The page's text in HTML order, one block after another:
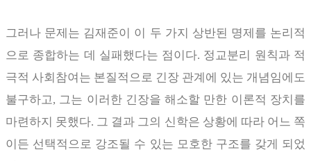
그러나 문제는 김재준이 이 두 가지 상반된 명제를 논리적
으로 종합하는 데 실패했다는 점이다. 정교분리 원칙과 적
극적 사회참여는 본질적으로 긴장 관계에 있는 개념임에도
불구하고, 그는 이러한 긴장을 해소할 만한 이론적 장치를
마련하지 못했다. 그 결과 그의 신학은 상황에 따라 어느 쪽
이든 선택적으로 강조될 수 있는 모호한 구조를 갖게 되었